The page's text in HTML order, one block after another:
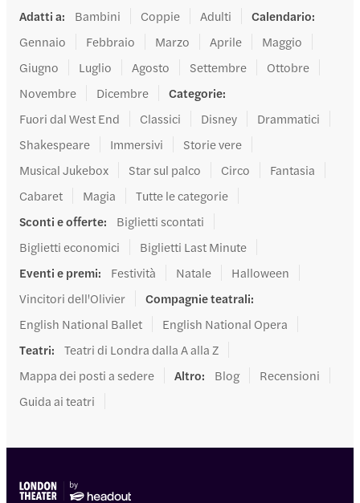
Adatti a: Bambini Coppie Adulti Calendario:
Gennaio
Febbraio Marzo Aprile
Maggio
Giugno
Luglio Agosto Settembre
Ottobre
Novembre
Dicembre Categorie:
Fuori dal West End
Classici Disney
Drammatici
Shakespeare
Immersivi
Storie vere
Musical Jukebox
Star sul palco Circo
Fantasia
Cabaret
Magia
Tutte le categorie
Sconti e offerte:
Biglietti scontati
Biglietti economici
Biglietti Last Minute
Eventi e premi: Festività Natale
Halloween
Vincitori dell'Olivier
Compagnie teatrali:
English National Ballet
English National Opera
Teatri:
Teatri di Londra dalla A alla Z
Mappa dei posti a sedere
Altro: Blog
Recensioni
Guida ai teatri